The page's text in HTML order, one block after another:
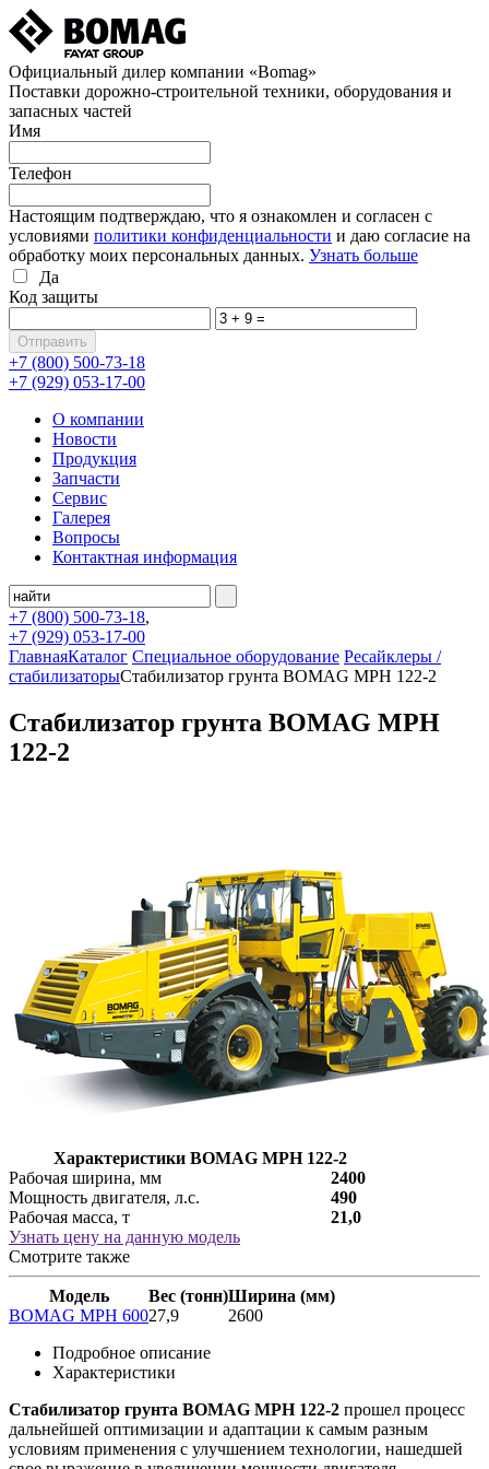
Официальный дилер компании «Bomag»
Поставки дорожно-строительной техники, оборудования и
запасных частей
Имя
Телефон
Настоящим подтверждаю, что я ознакомлен и согласен с
условиями политики конфиденциальности и даю согласие на
обработку моих персональных данных. Узнать больше
Да
Код защиты
+7 (800) 500-73-18
+7 (929) 053-17-00
О компании
Новости
Продукция
Запчасти
Сервис
Галерея
Вопросы
Контактная информация
+7 (800) 500-73-18,
+7 (929) 053-17-00
ГлавнаяКаталог Специальное оборудование Ресайклеры /
стабилизаторыСтабилизатор грунта BOMAG MPH 122-2
Стабилизатор грунта BOMAG MPH
122-2
Характеристики BOMAG MPH 122-2
Рабочая ширина, мм
2400
Мощность двигателя, л.с.
490
Рабочая масса, т
21,0
Узнать цену на данную модель
Смотрите также
Модель Вес (тонн)Ширина (мм)
BOMAG MPH 60027,9
2600
Подробное описание
Характеристики
Стабилизатор грунта BOMAG MPH 122-2 прошел процесс
дальнейшей оптимизации и адаптации к самым разным
условиям применения с улучшением технологии, нашедшей